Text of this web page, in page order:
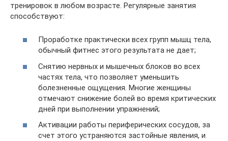
тренировок в любом возрасте. Регулярные занятия
способствуют:
Проработке практически всех групп мышц тела,
обычный фитнес этого результата не дает;
Снятию нервных и мышечных блоков во всех
частях тела, что позволяет уменьшить
болезненные ощущения. Многие женщины
отмечают снижение болей во время критических
дней при выполнении упражнений;
Активации работы периферических сосудов, за
счет этого устраняются застойные явления, и